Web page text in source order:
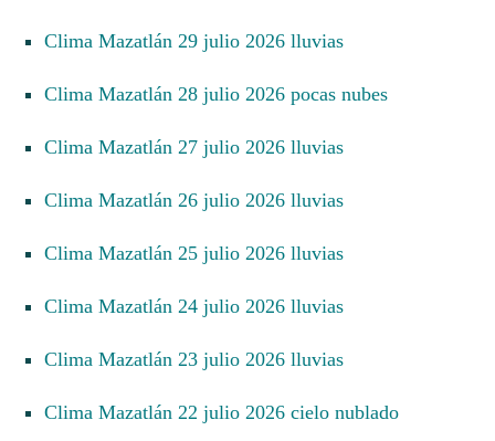
Clima Mazatlán 29 julio 2026 lluvias
Clima Mazatlán 28 julio 2026 pocas nubes
Clima Mazatlán 27 julio 2026 lluvias
Clima Mazatlán 26 julio 2026 lluvias
Clima Mazatlán 25 julio 2026 lluvias
Clima Mazatlán 24 julio 2026 lluvias
Clima Mazatlán 23 julio 2026 lluvias
Clima Mazatlán 22 julio 2026 cielo nublado